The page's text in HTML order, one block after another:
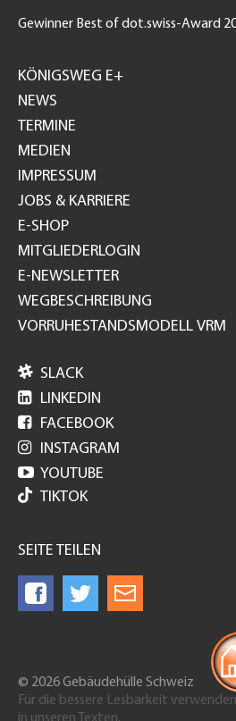
Gewinner Best of dot.swiss-Award
GH
KÖNIGSWEG E+
NEWS
TERMINE
MEDIEN
IMPRESSUM
JOBS & KARRIERE
E-SHOP
MITGLIEDERLOGIN
E-NEWSLETTER
WEGBESCHREIBUNG
VORRUHESTANDSMODELL VRM
 SLACK
 LINKEDIN
 FACEBOOK
 INSTAGRAM
 YOUTUBE
TIKTOK
SEITE TEILEN
© 2026 Gebäudehülle Schweiz
Für die bessere Lesbarkeit